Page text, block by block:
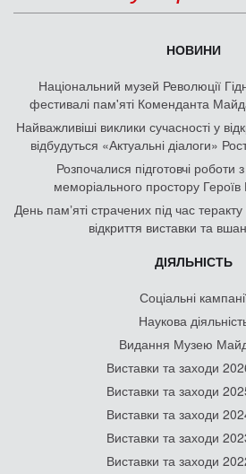
НОВИНИ
Національний музей Революції
фестивалі пам'яті Коменданта
Найважливіші виклики сучасності у
відбудуться «Актуальні діалоги»
Розпочалися підготовчі роботи
меморіального простору Героїв
День памʼяті страчених під час
відкриття виставки та
ДІЯЛЬНІСТЬ
Соціальні
Наукова
Видання Музею
Виставки та заходи
Виставки та заходи
Виставки та заходи
Виставки та заходи
Виставки та заходи